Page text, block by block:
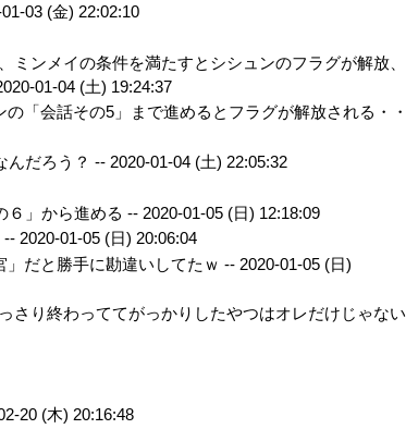
03 (金) 22:02:10
ンメイの条件を満たすとシシュンのフラグが解放、
01-04 (土) 19:24:37
「会話その5」まで進めるとフラグが解放される・・
んだろう？ -- 2020-01-04 (土) 22:05:32
６」から進める -- 2020-01-05 (日) 12:18:09
-- 2020-01-05 (日) 20:06:04
だと勝手に勘違いしてたｗ -- 2020-01-05 (日)
さり終わっててがっかりしたやつはオレだけじゃない
20 (木) 20:16:48